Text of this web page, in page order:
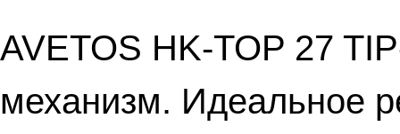
AVETOS HK-TOP 27
механизм. Идеальное